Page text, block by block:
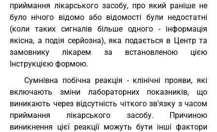
приймання лікарського засобу, про який раніше не
було нічого відомо або відомості були недостатні
(коли таких сигналів більше одного - інформація
якісна, а подія серйозна), яка подається в Центр та
замовнику лікарем за встановленою цією
Інструкцією формою.
Сумнівна побічна реакція - клінічні прояви, які
включають зміни лабораторних показників, що
виникають через відсутність чіткого зв'язку з часом
приймання лікарського засобу. Причиною
виникнення цієї реакції можуть бути інші фактори